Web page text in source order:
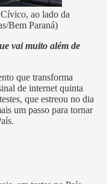
ao lado da
Bem Paraná)
vai muito além de
que transforma
de internet quinta
que estreou no dia
um passo para tornar